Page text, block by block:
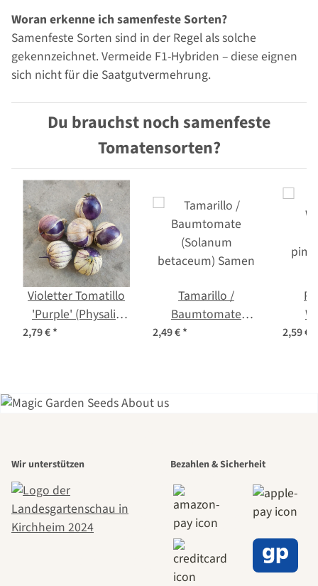
Woran erkenne ich samenfeste Sorten?
Samenfeste Sorten sind in der Regel als solche
gekennzeichnet. Vermeide F1-Hybriden – diese eignen
sich nicht für die Saatgutvermehrung.
Du brauchst noch samenfeste
Tomatensorten?
Violetter Tomatillo
'Purple' (Physalis
ixocarpa) Bio
2,79 €*
Tamarillo /
Baumtomate
(Solanum
2,49 €* 2,59 €
schönsten
Wege zu uns
selbst führt
Wir unterstützen Bezahlen & Sicherheit